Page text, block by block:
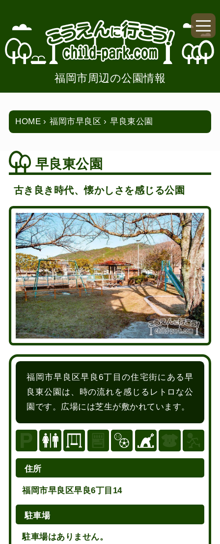
福岡市周辺の公園情報
HOME 福岡市早良区 早良東公園
早良東公園
古き良き時代、懐かしさを感じる公園
福岡市早良区早良6丁目の住宅街にある早
良東公園は、時の流れを感じるレトロな公
園です。広場には芝生が敷かれています。
住所
福岡市早良区早良6丁目14
駐車場
駐車場はありません。